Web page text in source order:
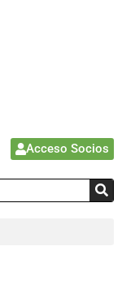
Acceso Socios